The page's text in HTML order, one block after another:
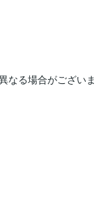
なる場合がございま